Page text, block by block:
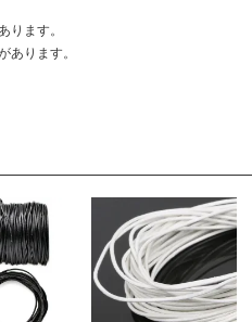
ります。
あります。